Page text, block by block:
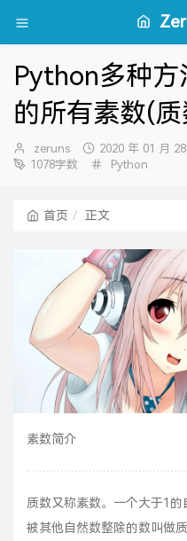
Python多种方
的所有素数(
博
主：
zeruns
发
布
2020 年 01 月 28
1078字数
分
Python
首页 正文
素数简介
质数又称素数。一个大于1
被其他自然数整除的数叫做